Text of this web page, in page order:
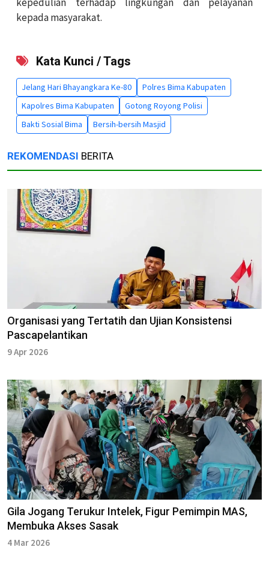
kepada masyarakat.
Kata Kunci / Tags
Jelang Hari Bhayangkara Ke-80
Polres Bima Kabupaten
Kapolres Bima Kabupaten
Gotong Royong Polisi
Bakti Sosial Bima
Bersih-bersih Masjid
REKOMENDASI BERITA
Organisasi yang Tertatih dan Ujian Konsistensi
Pascapelantikan
9 Apr 2026
Gila Jogang Terukur Intelek, Figur Pemimpin MAS,
Membuka Akses Sasak
4 Mar 2026